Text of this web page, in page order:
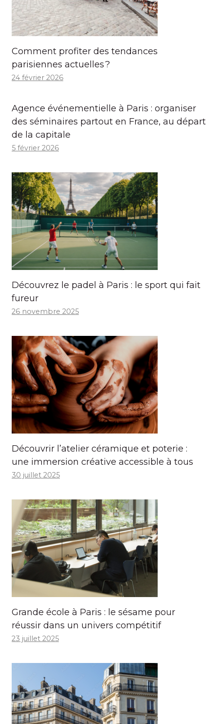
Comment profiter des tendances
parisiennes actuelles ?
24 février 2026
Agence événementielle à Paris : organiser
des séminaires partout en France, au départ
de la capitale
5 février 2026
Découvrez le padel à Paris : le sport qui fait
fureur
26 novembre 2025
Découvrir l’atelier céramique et poterie :
une immersion créative accessible à tous
30 juillet 2025
Grande école à Paris : le sésame pour
réussir dans un univers compétitif
23 juillet 2025